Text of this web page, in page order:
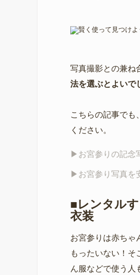
写真撮影との兼ね
法を選ぶとよいで
こちらの記事でも
ください。
▶︎お宮参りの記念
▶︎お宮参り写真を
■レンタル
衣装
お宮参りは赤ちゃ
もったいない！そ
ん服などで使う人